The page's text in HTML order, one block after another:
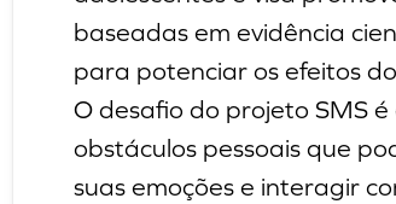
baseadas em evidência
para potenciar os efeitos
O desafio do projeto SMS
obstáculos pessoais que
suas emoções e interagir